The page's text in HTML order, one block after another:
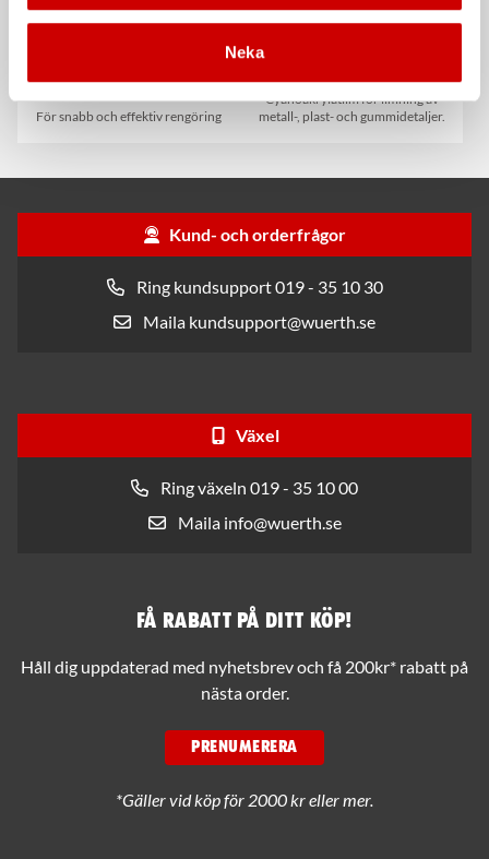
Neka
Plus
För snabb och effektiv rengöring
Cyanoakrylatlim för limning av
metall-, plast- och gummidetaljer.
Kund- och orderfrågor
Ring kundsupport 019 - 35 10 30
Maila kundsupport@wuerth.se
Växel
Ring växeln 019 - 35 10 00
Maila info@wuerth.se
Få rabatt på ditt köp!
Håll dig uppdaterad med nyhetsbrev och få 200kr* rabatt på
nästa order.
PRENUMERERA
*Gäller vid köp för 2000 kr eller mer.